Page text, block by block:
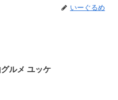
いーぐるめ
釜山グルメ ユッケ